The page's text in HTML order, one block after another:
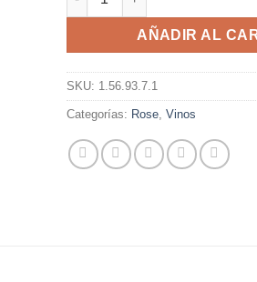
AÑADIR AL
SKU: 1.56.93.7.1
Categorías: Rose Vinos